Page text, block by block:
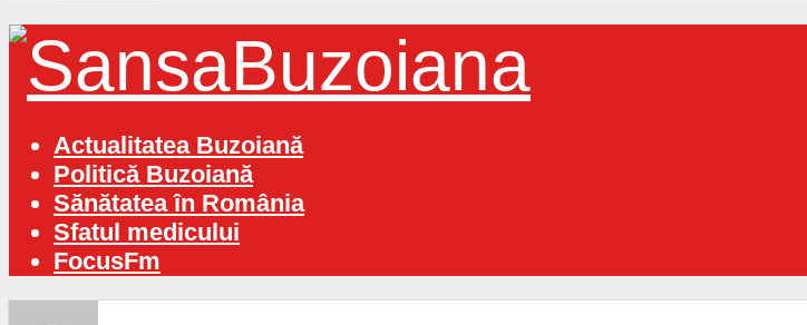
Actualitatea Buzoiană
Politică Buzoiană
Sănătatea în România
Sfatul medicului
FocusFm